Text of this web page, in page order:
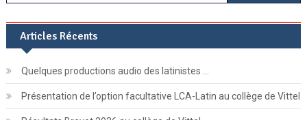
Articles Récents
Quelques productions audio des latinistes …
Présentation de l’option facultative LCA-Latin au collège de Vittel